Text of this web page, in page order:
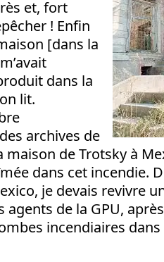
et, fort
! Enfin
[dans la
dans la
lit.
archives de
de Trotsky à
dans cet incendie.
je devais revivre
de la GPU,
incendiaires